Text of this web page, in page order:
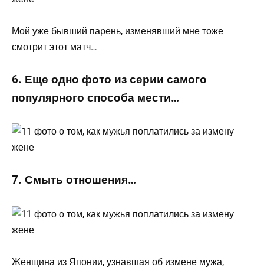
Мой уже бывший парень, изменявший мне тоже
смотрит этот матч…
6. Еще одно фото из серии самого
популярного способа мести…
7. Смыть отношения…
Женщина из Японии, узнавшая об измене мужа,